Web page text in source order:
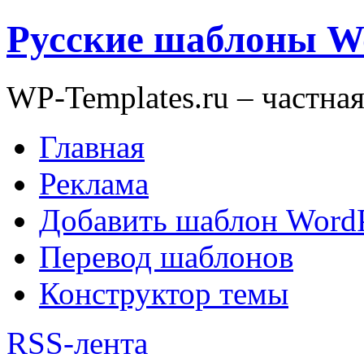
Русские шаблоны
WP-Templates.ru –
Главная
Реклама
Добавить шаблон
Перевод шаблонов
Конструктор темы
RSS-лента